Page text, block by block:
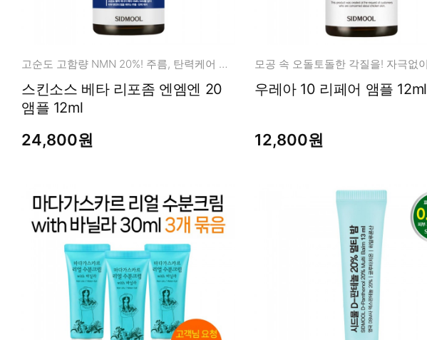
고순도 고함량 NMN 20%! 주름, 탄력케어 앰플
스킨소스 베타 리포좀 엔엠엔 20
앰플 12ml
24,800원
우레아 10 리페어 앰플 12ml
12,800원